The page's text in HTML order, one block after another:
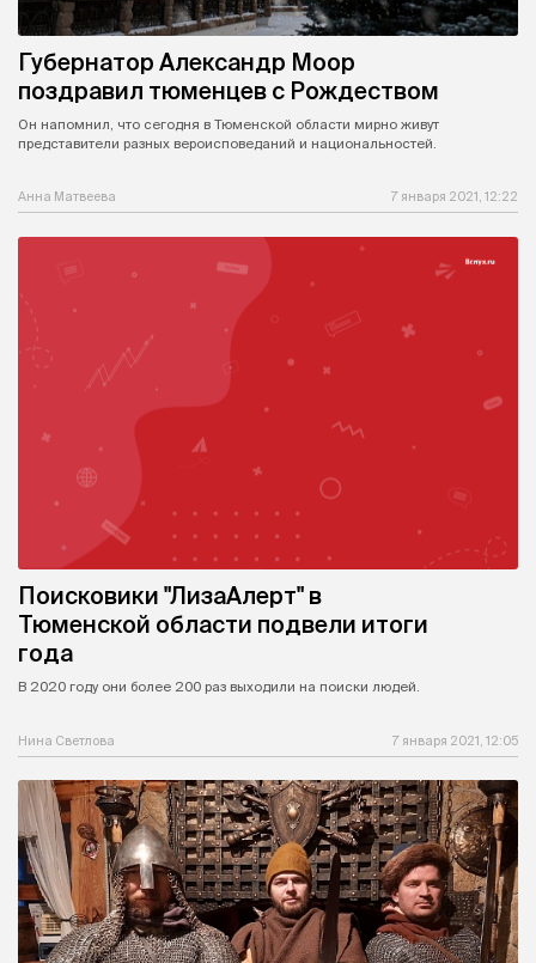
Губернатор Александр Моор
поздравил тюменцев с Рождеством
Он напомнил, что сегодня в Тюменской области мирно живут
представители разных вероисповеданий и национальностей.
Анна Матвеева 7 января 2021, 12:22
Поисковики "ЛизаАлерт" в
Тюменской области подвели итоги
года
В 2020 году они более 200 раз выходили на поиски людей.
Нина Светлова 7 января 2021, 12:05